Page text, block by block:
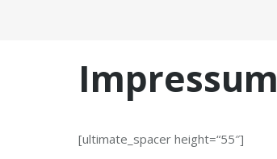
Impressum
[ultimate_spacer height=“55″]